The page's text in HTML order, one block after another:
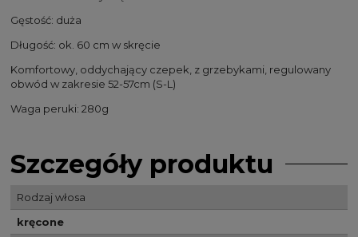
Gęstość: duża
Długość: ok. 60 cm w skręcie
Komfortowy, oddychający czepek, z grzebykami, regulowany
obwód w zakresie 52-57cm (S-L)
Waga peruki: 280g
Szczegóły produktu
Rodzaj włosa
kręcone